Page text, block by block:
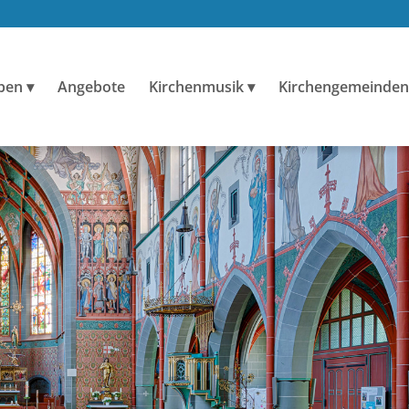
Angebote Kirchenmusik Kirchengemeinden